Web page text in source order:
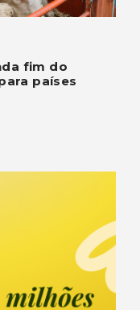
fim do
países